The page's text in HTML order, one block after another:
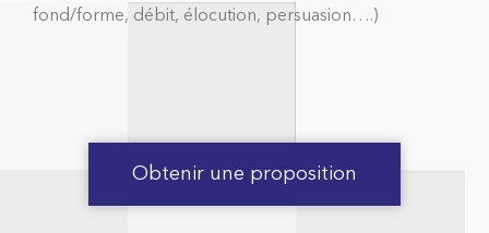
fond/forme, débit, élocution, persuasion….)
Obtenir une proposition